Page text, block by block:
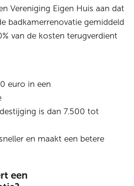
Vereniging Eigen Huis aan dat
badkamerrenovatie gemiddeld
van de kosten terugverdient
euro in een
is dan 7.500 tot
en maakt een betere
een